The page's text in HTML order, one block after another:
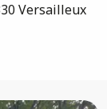
Versailleux